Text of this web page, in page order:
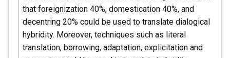
that foreignization 40%, domestication 40%, and
decentring 20% could be used to translate dialogical
hybridity. Moreover, techniques such as literal
translation, borrowing, adaptation, explicitation and